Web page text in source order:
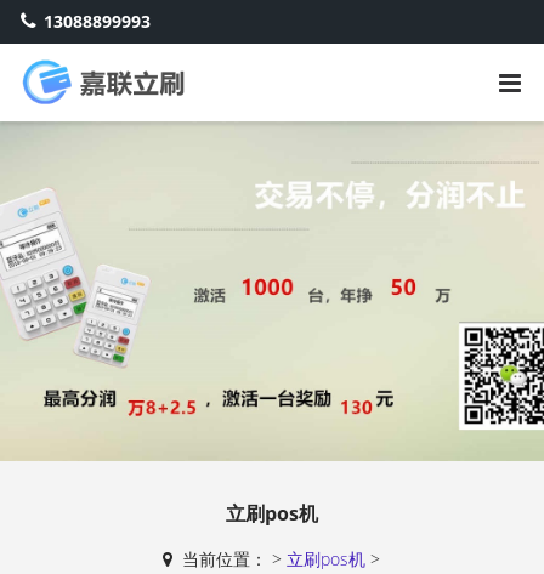
13088899993
立刷pos机
当前位置：> 立刷pos机 >